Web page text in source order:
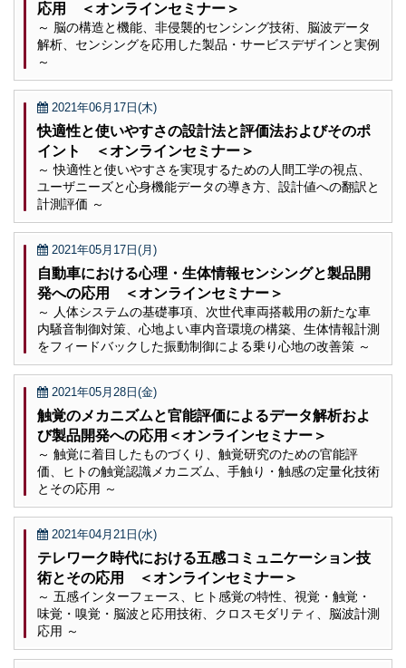
応用 ＜オンラインセミナー＞
～ 脳の構造と機能、非侵襲的センシング技術、脳波データ
解析、センシングを応用した製品・サービスデザインと実例
～
2021年06月17日(木)
快適性と使いやすさの設計法と評価法およびそのポ
イント ＜オンラインセミナー＞
～ 快適性と使いやすさを実現するための人間工学の視点、
ユーザニーズと心身機能データの導き方、設計値への翻訳と
計測評価 ～
2021年05月17日(月)
自動車における心理・生体情報センシングと製品開
発への応用 ＜オンラインセミナー＞
～ 人体システムの基礎事項、次世代車両搭載用の新たな車
内騒音制御対策、心地よい車内音環境の構築、生体情報計測
をフィードバックした振動制御による乗り心地の改善策 ～
2021年05月28日(金)
触覚のメカニズムと官能評価によるデータ解析およ
び製品開発への応用＜オンラインセミナー＞
～ 触覚に着目したものづくり、触覚研究のための官能評
価、ヒトの触覚認識メカニズム、手触り・触感の定量化技術
とその応用 ～
2021年04月21日(水)
テレワーク時代における五感コミュニケーション技
術とその応用 ＜オンラインセミナー＞
～ 五感インターフェース、ヒト感覚の特性、視覚・触覚・
味覚・嗅覚・脳波と応用技術、クロスモダリティ、脳波計測
応用 ～